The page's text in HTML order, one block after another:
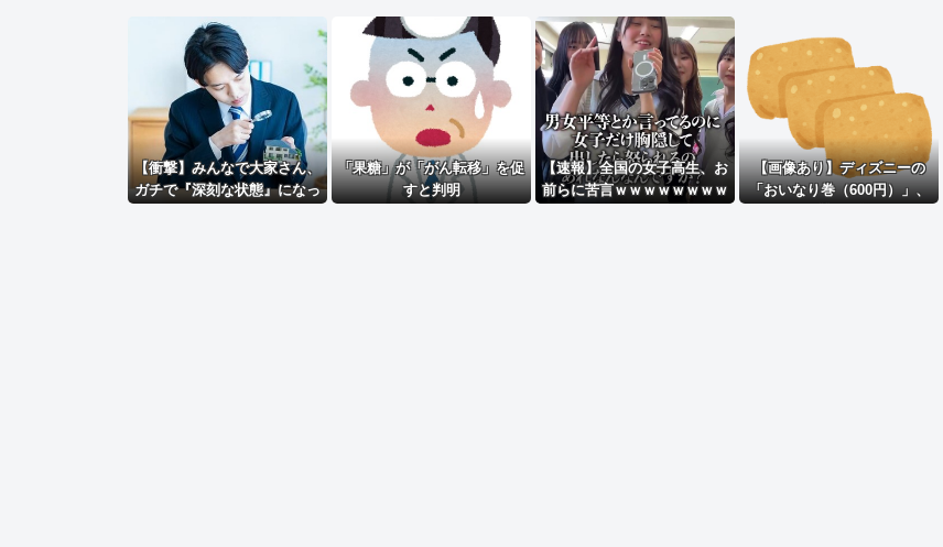
Powered by livedoor 相互RSS
Powered by livedoor 相互RSS
【衝撃】みんなで大家さん、
ガチで『深刻な状態』になっ
「果糖」が「がん転移」を促
すと判明
【速報】全国の女子高生、お
前らに苦言ｗｗｗｗｗｗｗｗ
【画像あり】ディズニーの
「おいなり巻（600円）」、